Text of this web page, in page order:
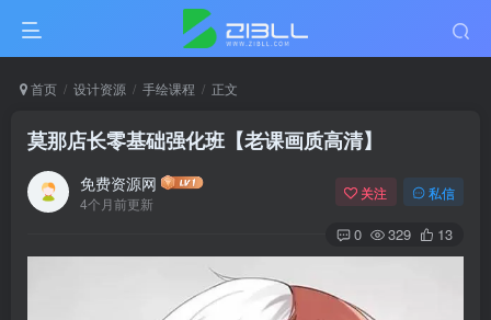
首页 设计资源 手绘课程 正文
莫那店长零基础强化班【老课画质高清】
免费资源网
4个月前更新
关注 私信
0 329 13